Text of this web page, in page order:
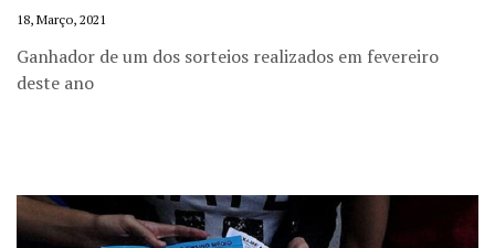
18, Março, 2021
Ganhador de um dos sorteios realizados em fevereiro
deste ano